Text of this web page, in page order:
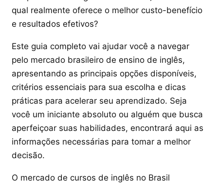
qual realmente oferece o melhor custo-benefício
e resultados efetivos?
Este guia completo vai ajudar você a navegar
pelo mercado brasileiro de ensino de inglês,
apresentando as principais opções disponíveis,
critérios essenciais para sua escolha e dicas
práticas para acelerar seu aprendizado. Seja
você um iniciante absoluto ou alguém que busca
aperfeiçoar suas habilidades, encontrará aqui as
informações necessárias para tomar a melhor
decisão.
O mercado de cursos de inglês no Brasil